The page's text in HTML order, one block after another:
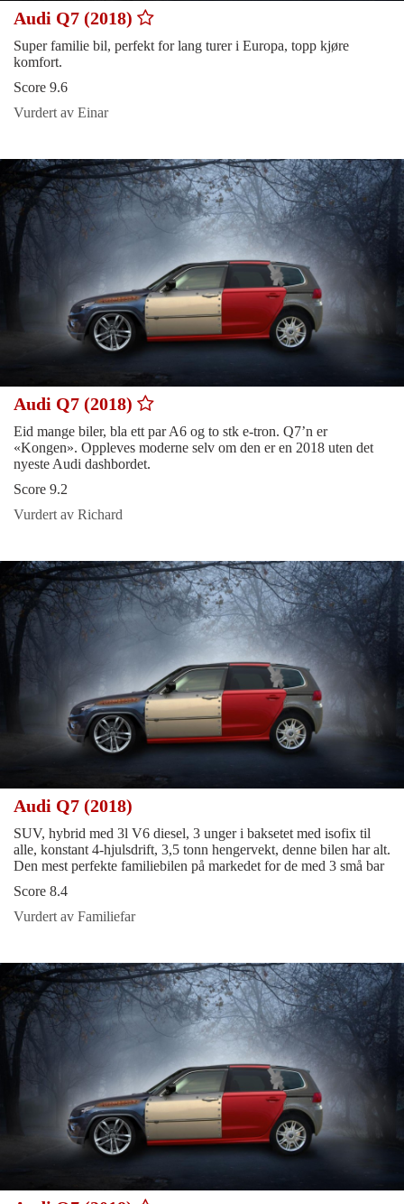
Audi Q7 (2018)
Super familie bil, perfekt for lang turer i Europa, topp kjøre
komfort.
Score 9.6
Vurdert av Einar
Audi Q7 (2018)
Eid mange biler, bla ett par A6 og to stk e-tron. Q7’n er
«Kongen». Oppleves moderne selv om den er en 2018 uten det
nyeste Audi dashbordet.
Score 9.2
Vurdert av Richard
Audi Q7 (2018)
SUV, hybrid med 3l V6 diesel, 3 unger i baksetet med isofix til
alle, konstant 4-hjulsdrift, 3,5 tonn hengervekt, denne bilen har alt.
Den mest perfekte familiebilen på markedet for de med 3 små bar
Score 8.4
Vurdert av Familiefar